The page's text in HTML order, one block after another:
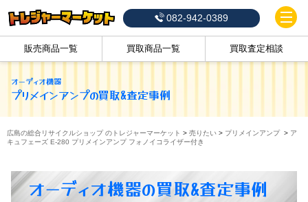
082-942-0389
販売商品一覧 買取商品一覧 買取査定相談
オーディオ機器
プリメインアンプの買取&査定事例
広島の総合リサイクルショップ のトレジャーマーケット > 売りたい > プリメインアンプ > ア
キュフェーズ E-280 プリメインアンプ フォノイコライザー付き
オーディオ機器の買取&査定事例